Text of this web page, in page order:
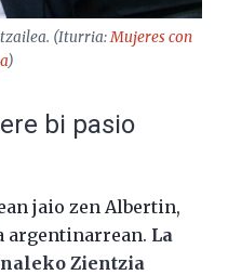
(Iturria:Mujeres con
)
bi pasio
jaio zen Albertin,
argentinarrean. La
Zientzia